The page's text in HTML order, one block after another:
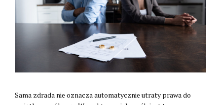
Sama zdrada nie oznacza automatycznie utraty prawa do